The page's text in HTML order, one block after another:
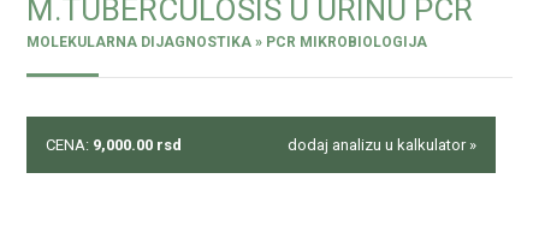
M.TUBERCULOSIS U URINU PCR
MOLEKULARNA DIJAGNOSTIKA » PCR MIKROBIOLOGIJA
CENA: 9,000.00 rsd dodaj analizu u kalkulator »